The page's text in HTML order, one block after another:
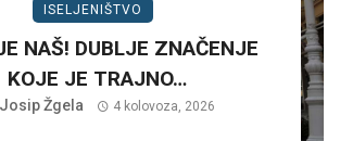
ISELJENIŠTVO
NAŠ! DUBLJE ZNAČENJE
KOJE JE TRAJNO…
Josip Žgela 4 kolovoza, 2026